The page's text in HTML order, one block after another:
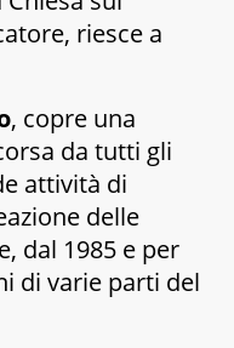
riesce a
, copre una
da tutti gli
attività di
delle
dal 1985 e per
di varie parti del